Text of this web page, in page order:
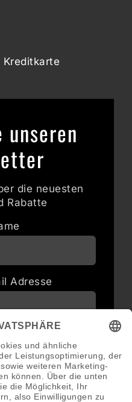
unseren
die neuesten
Rabatte
Adresse